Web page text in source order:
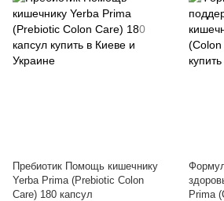
Пребиотик Помощь кишечнику
Yerba Prima (Prebiotic Colon
Care) 180 капсул
Prima